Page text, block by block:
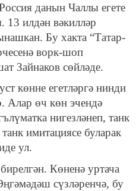
данын Чаллы егете
илдән вәкилләр
Бу хакта “Татар-
ворк-шоп
Зайнаков сөйләде.
көнне егетләргә нинди
Алар өч көн эчендә
нигезләнеп, танк
имитациясе буларак
ул.
Көненә уртача
сүзләренчә, бу